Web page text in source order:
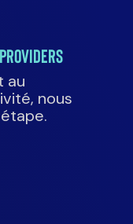
au
nous